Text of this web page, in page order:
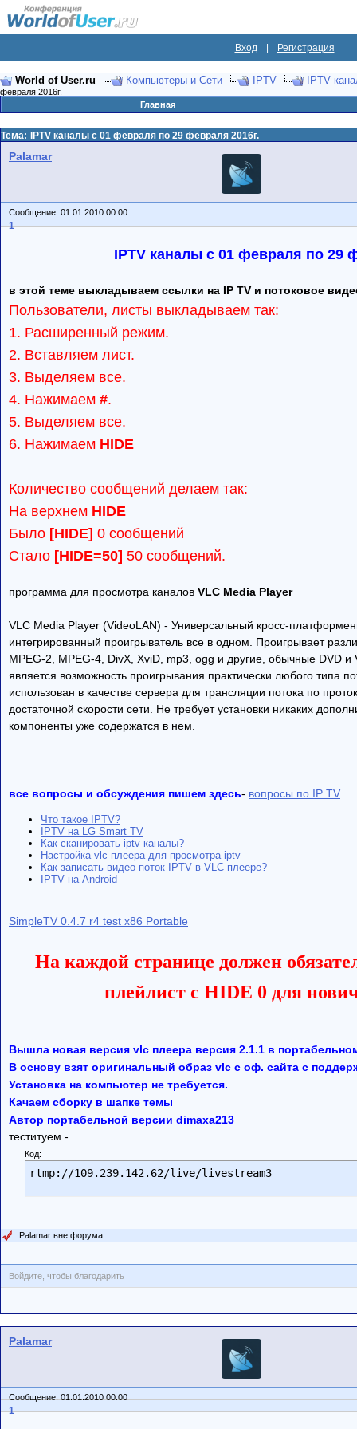
Вход Регистрация
World of User.ru Компьютеры и Сети IPTV IPTV
февраля 2016г.
Главная
Тема: IPTV каналы с 01 февраля по 29 февраля 2016г.
Palamar
Сообщение: 01.01.2010 00:00
1
IPTV каналы с 01 февраля по 29
в этой теме выкладываем ссылки на IP TV и потоковое
Пользователи, листы выкладываем так:
1. Расширенный режим.
2. Вставляем лист.
3. Выделяем все.
4. Нажимаем #.
5. Выделяем все.
6. Нажимаем HIDE
Количество сообщений делаем так:
На верхнем HIDE
Было [HIDE] 0 сообщений
Стало [HIDE=50] 50 сообщений.
программа для просмотра каналов VLC Media Player
VLC Media Player (VideoLAN) - Универсальный кросс-
интегрированный проигрыватель все в одном. Проигрывает
MPEG-2, MPEG-4, DivX, XviD, mp3, ogg и другие, обычные DVD и
является возможность проигрывания практически любого типа
использован в качестве сервера для трансляции потока по
достаточной скорости сети. Не требует установки никаких
компоненты уже содержатся в нем.
все вопросы и обсуждения пишем здесь- вопросы по IP TV
Что такое IPTV?
IPTV на LG Smart TV
Как сканировать iptv каналы?
Настройка vlc плеера для просмотра iptv
Как записать видео поток IPTV в VLC плеере?
IPTV на Android
SimpleTV 0.4.7 r4 test x86 Portable
На каждой странице должен
плейлист с HIDE 0 для
Вышла новая версия vlc плеера версия 2.1.1 в
В основу взят оригинальный образ vlc с оф. сайта с
Установка на компьютер не требуется.
Качаем сборку в шапке темы
Автор портабельной версии dimaxa213
теституем -
Код:
rtmp://109.239.142.62/live/livestream3
Palamar вне форума
Войдите, чтобы благодарить
Palamar
Сообщение: 01.01.2010 00:00
1